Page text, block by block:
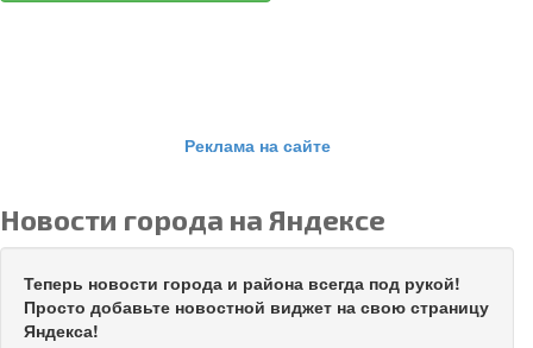
Реклама на сайте
Новости города на Яндексе
Теперь новости города и района всегда под рукой!
Просто добавьте новостной виджет на свою страницу
Яндекса!